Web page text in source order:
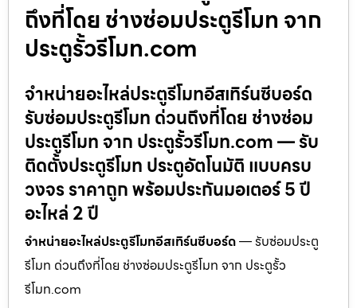
ถึงที่โดย ช่างซ่อมประตูรีโมท จาก
ประตูรั้วรีโมท.com
จำหน่ายอะไหล่ประตูรีโมทอีสเทิร์นซีบอร์ด
รับซ่อมประตูรีโมท ด่วนถึงที่โดย ช่างซ่อม
ประตูรีโมท จาก ประตูรั้วรีโมท.com — รับ
ติดตั้งประตูรีโมท ประตูอัตโนมัติ แบบครบ
วงจร ราคาถูก พร้อมประกันมอเตอร์ 5 ปี
อะไหล่ 2 ปี
จำหน่ายอะไหล่ประตูรีโมทอีสเทิร์นซีบอร์ด— รับซ่อมประตู
รีโมท ด่วนถึงที่โดย ช่างซ่อมประตูรีโมท จาก ประตูรั้ว
รีโมท.com